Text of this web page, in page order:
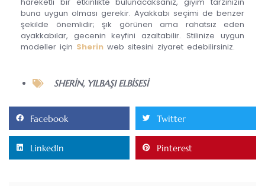
buna uygun olması gerekir. Ayakkabı seçimi de benzer
şekilde önemlidir; şık görünen ama rahatsız eden
ayakkabılar, gecenin keyfini azaltabilir. Stilinize uygun
modeller için Sherin web sitesini ziyaret edebilirsiniz.
SHERIN, YILBAŞI ELBISESI
Facebook Twitter
LinkedIn Pinterest